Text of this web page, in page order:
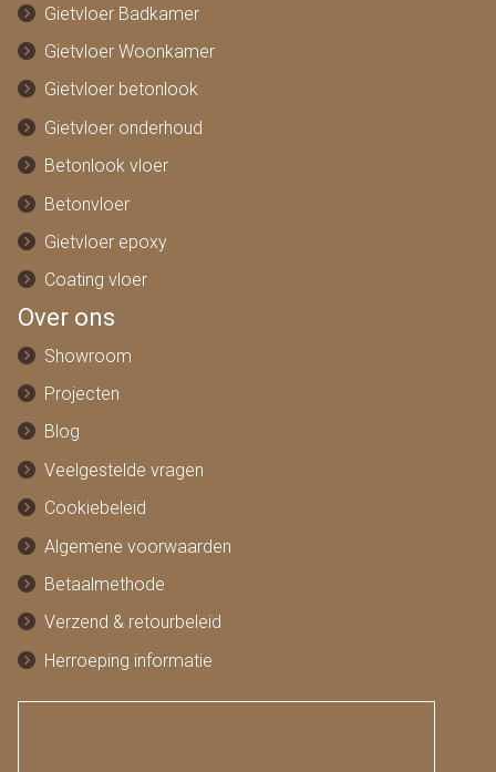
Gietvloer Badkamer
Gietvloer Woonkamer
Gietvloer betonlook
Gietvloer onderhoud
Betonlook vloer
Betonvloer
Gietvloer epoxy
Coating vloer
Over ons
Showroom
Projecten
Blog
Veelgestelde vragen
Cookiebeleid
Algemene voorwaarden
Betaalmethode
Verzend & retourbeleid
Herroeping informatie